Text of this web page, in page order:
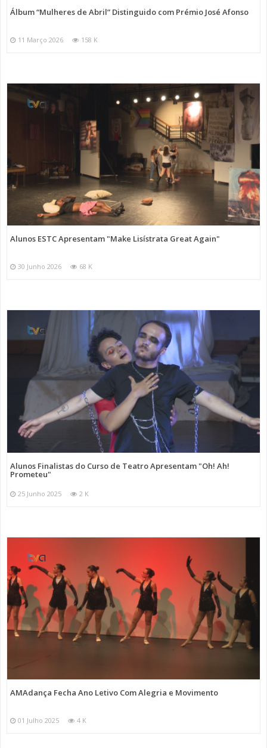
Álbum “Mulheres de Abril” Distinguido com Prémio José Afonso
11 Março 2026 158 K
Alunos ESTC Apresentam "Make Lisístrata Great Again"
30 Junho 2026 68 K
Alunos Finalistas do Curso de Teatro Apresentam "Oh! Ah!
Prometeu"
25 Junho 2025 2 K
AMAdança Fecha Ano Letivo Com Alegria e Movimento
01 Julho 2025 4 K